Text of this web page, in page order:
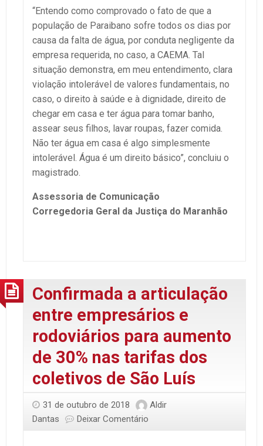
“Entendo como comprovado o fato de que a
população de Paraibano sofre todos os dias por
causa da falta de água, por conduta negligente da
empresa requerida, no caso, a CAEMA. Tal
situação demonstra, em meu entendimento, clara
violação intolerável de valores fundamentais, no
caso, o direito à saúde e à dignidade, direito de
chegar em casa e ter água para tomar banho,
assear seus filhos, lavar roupas, fazer comida.
Não ter água em casa é algo simplesmente
intolerável. Água é um direito básico”, concluiu o
magistrado.
Assessoria de Comunicação
Corregedoria Geral da Justiça do Maranhão
Confirmada a articulação
entre empresários e
rodoviários para aumento
de 30% nas tarifas dos
coletivos de São Luís
31 de outubro de 2018
Aldir
Dantas
Deixar Comentário